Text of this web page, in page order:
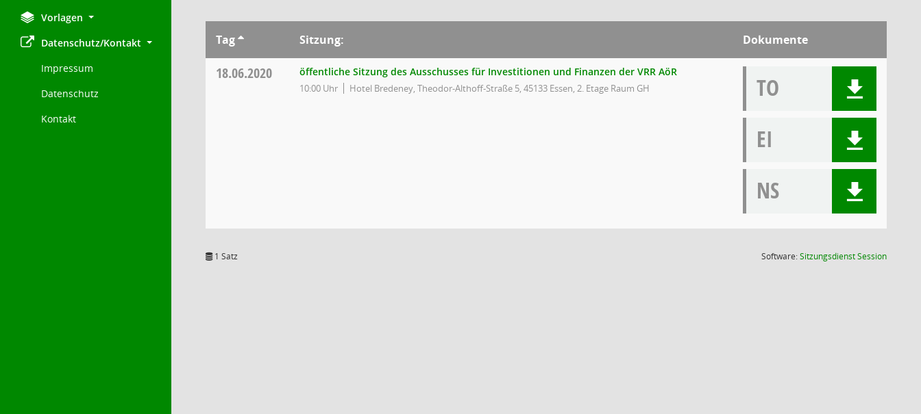
Vorlagen
Datenschutz/Kontakt
Impressum
Datenschutz
Kontakt
Tag Sitzung: Dokumente
18.06.2020 öffentliche Sitzung des Ausschusses für Investitionen und Finanzen der VRR AöR
10:00 Uhr Hotel Bredeney, Theodor-Althoff-Straße 5, 45133 Essen, 2. Etage Raum GH
TO
EI
NS
1 Satz Software:SitzungsdienstSession(Wird in